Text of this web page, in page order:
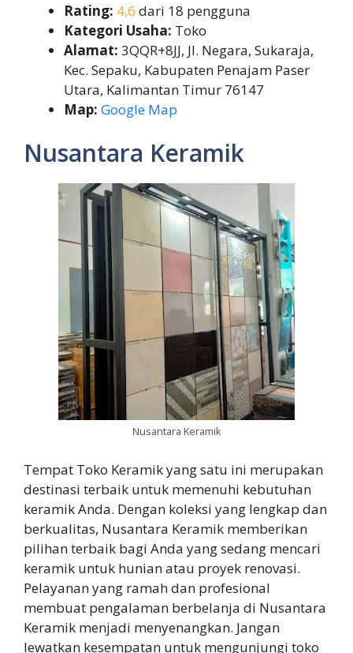
Rating: 4,6 dari 18 pengguna
Kategori Usaha: Toko
Alamat: 3QQR+8JJ, Jl. Negara, Sukaraja,
Kec. Sepaku, Kabupaten Penajam Paser
Utara, Kalimantan Timur 76147
Map: Google Map
Nusantara Keramik
Nusantara Keramik
Tempat Toko Keramik yang satu ini merupakan
destinasi terbaik untuk memenuhi kebutuhan
keramik Anda. Dengan koleksi yang lengkap dan
berkualitas, Nusantara Keramik memberikan
pilihan terbaik bagi Anda yang sedang mencari
keramik untuk hunian atau proyek renovasi.
Pelayanan yang ramah dan profesional
membuat pengalaman berbelanja di Nusantara
Keramik menjadi menyenangkan. Jangan
lewatkan kesempatan untuk mengunjungi toko